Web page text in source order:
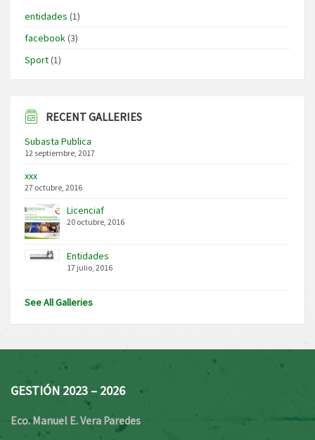
entidades (1)
facebook(3)
Sport(1)
RECENT GALLERIES
Subasta Publica
12 septiembre, 2017
xxx
27 octubre, 2016
Licenciaf
20 octubre, 2016
Entidades
17 julio, 2016
See All Galleries
GESTIÓN 2023 – 2026
Eco. Manuel E. Vera Paredes